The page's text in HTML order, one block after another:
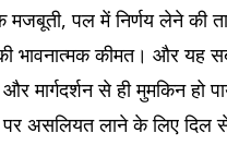
मजबूती, पल में निर्णय लेने की
भावनात्मक कीमत। और यह
और मार्गदर्शन से ही मुमकिन हो
असलियत लाने के लिए दिल